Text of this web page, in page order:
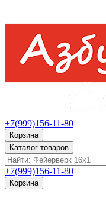
+7(999)156-11-80
Корзина
Каталог товаров
+7(999)156-11-80
Корзина